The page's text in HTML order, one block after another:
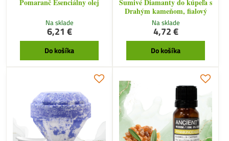
Pomaranč Esenciálny olej
Na sklade
6,21 €
Do košíka
Šumivé Diamanty do kúpeľa s
Drahým kameňom, fialový
Na sklade
4,72 €
Do košíka